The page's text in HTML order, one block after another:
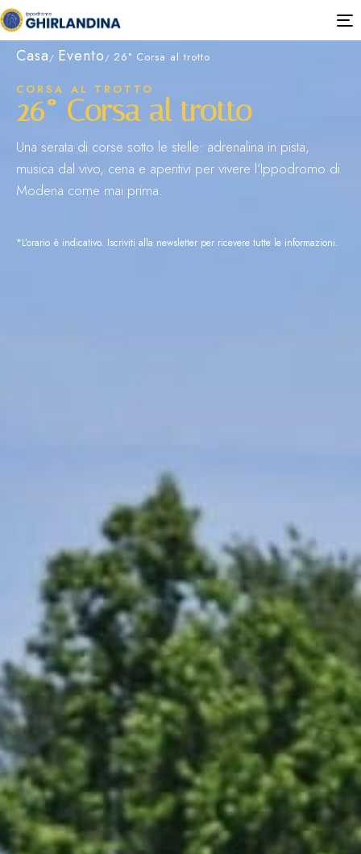
Casa Evento 26° Corsa al trotto
CORSA AL TROTTO
26° Corsa al trotto
Una serata di corse sotto le stelle: adrenalina in pista,
musica dal vivo, cena e aperitivi per vivere l’Ippodromo di
Modena come mai prima.
*L’orario è indicativo. Iscriviti alla newsletter per ricevere tutte le informazioni.